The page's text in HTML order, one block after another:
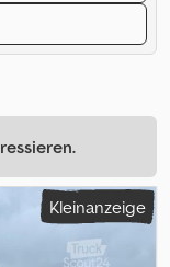
Kleinanzeige